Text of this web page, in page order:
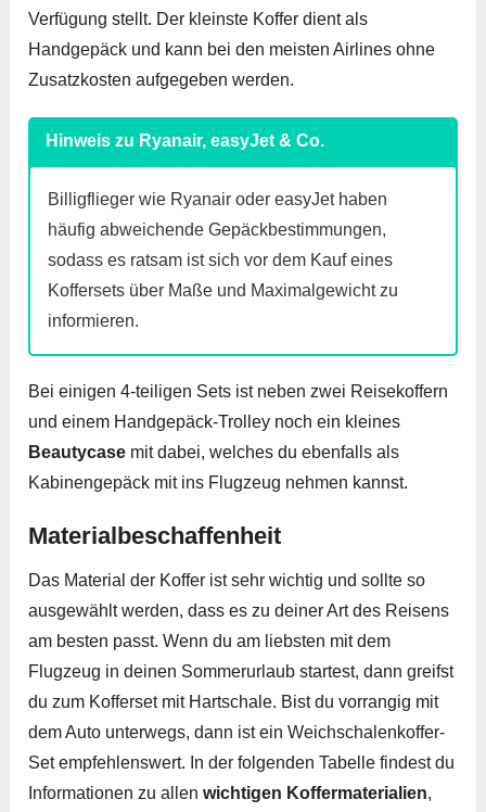
Verfügung stellt. Der kleinste Koffer dient als
Handgepäck und kann bei den meisten Airlines ohne
Zusatzkosten aufgegeben werden.
Hinweis zu Ryanair, easyJet & Co.
Billigflieger wie Ryanair oder easyJet haben
häufig abweichende Gepäckbestimmungen,
sodass es ratsam ist sich vor dem Kauf eines
Koffersets über Maße und Maximalgewicht zu
informieren.
Bei einigen 4-teiligen Sets ist neben zwei Reisekoffern
und einem Handgepäck-Trolley noch ein kleines
Beautycase mit dabei, welches du ebenfalls als
Kabinengepäck mit ins Flugzeug nehmen kannst.
Materialbeschaffenheit
Das Material der Koffer ist sehr wichtig und sollte so
ausgewählt werden, dass es zu deiner Art des Reisens
am besten passt. Wenn du am liebsten mit dem
Flugzeug in deinen Sommerurlaub startest, dann greifst
du zum Kofferset mit Hartschale. Bist du vorrangig mit
dem Auto unterwegs, dann ist ein Weichschalenkoffer-
Set empfehlenswert. In der folgenden Tabelle findest du
Informationen zu allenwichtigen Koffermaterialien,